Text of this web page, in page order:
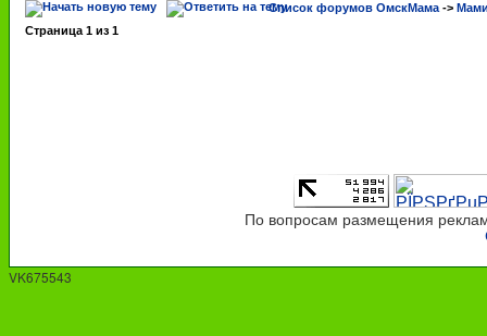
Список форумов ОмскМама ->
Страница 1 из 1
По вопросам размещения
VK675543